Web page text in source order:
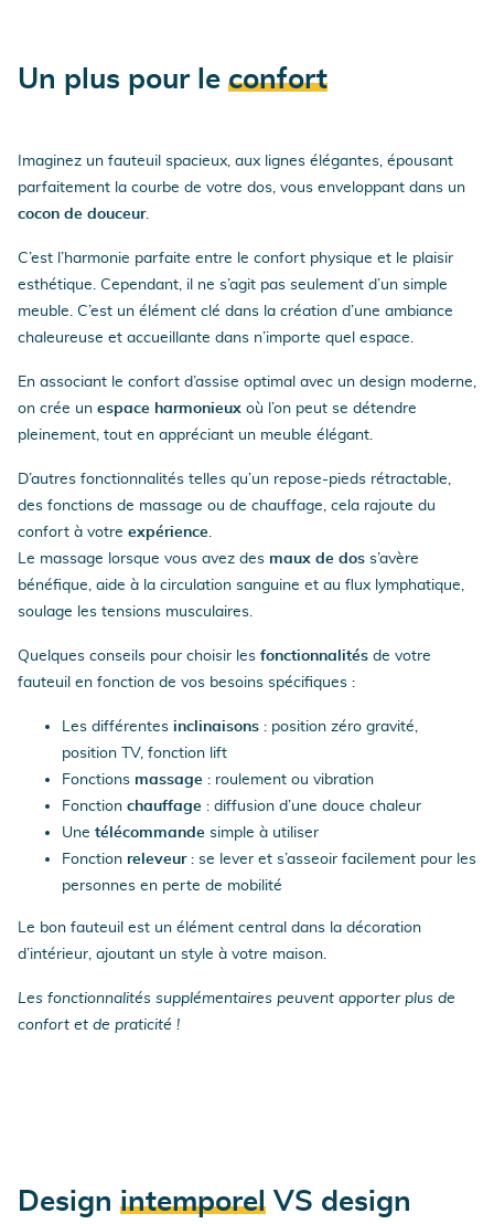
Un plus pour le confort
Imaginez un fauteuil spacieux, aux lignes élégantes, épousant
parfaitement la courbe de votre dos, vous enveloppant dans un
cocon de douceur.
C’est l’harmonie parfaite entre le confort physique et le plaisir
esthétique. Cependant, il ne s’agit pas seulement d’un simple
meuble. C’est un élément clé dans la création d’une ambiance
chaleureuse et accueillante dans n’importe quel espace.
En associant le confort d’assise optimal avec un design moderne,
on crée un espace harmonieux où l’on peut se détendre
pleinement, tout en appréciant un meuble élégant.
D’autres fonctionnalités telles qu’un repose-pieds rétractable,
des fonctions de massage ou de chauffage, cela rajoute du
confort à votre expérience
Le massage lorsque vous avez des maux de dos s’avère
bénéfique, aide à la circulation sanguine et au flux lymphatique,
soulage les tensions musculaires.
Quelques conseils pour choisir les fonctionnalités de votre
fauteuil en fonction de vos besoins spécifiques :
Les différentes inclinaisons : position zéro gravité,
position TV, fonction lift
Fonctions massage : roulement ou vibration
Fonction chauffage : diffusion d’une douce chaleur
Une télécommande simple à utiliser
Fonction releveur: se lever et s’asseoir facilement pour les
personnes en perte de mobilité
Le bon fauteuil est un élément central dans la décoration
d’intérieur, ajoutant un style à votre maison.
Les fonctionnalités supplémentaires peuvent apporter plus de
confort et de praticité !
Design intemporel VS design